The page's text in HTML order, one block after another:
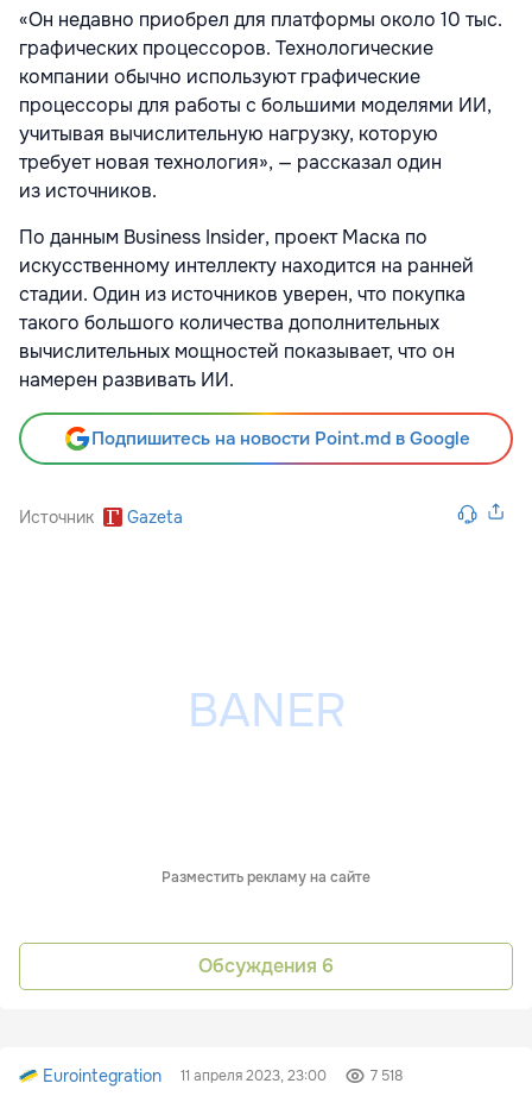
«Он недавно приобрел для платформы около 10 тыс.
графических процессоров. Технологические
компании обычно используют графические
процессоры для работы с большими моделями ИИ,
учитывая вычислительную нагрузку, которую
требует новая технология», — рассказал один
из источников.
По данным Business Insider, проект Маска по
искусственному интеллекту находится на ранней
стадии. Один из источников уверен, что покупка
такого большого количества дополнительных
вычислительных мощностей показывает, что он
намерен развивать ИИ.
Подпишитесь на новости Point.md в Google
Источник Gazeta
Разместить рекламу на сайте
Обсуждения 6
Eurointegration 11 апреля 2023, 23:00 7 518